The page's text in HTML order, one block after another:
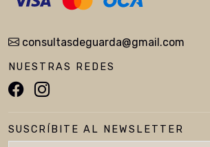
consultasdeguarda@gmail.com
NUESTRAS REDES
SUSCRÍBITE AL NEWSLETTER